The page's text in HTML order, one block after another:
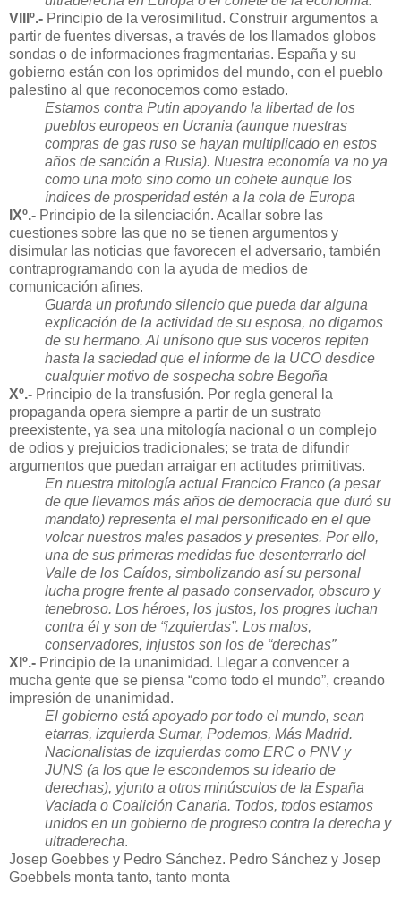
VIIIº.- Principio de la verosimilitud. Construir argumentos a
partir de fuentes diversas, a través de los llamados globos
sondas o de informaciones fragmentarias. España y su
gobierno están con los oprimidos del mundo, con el pueblo
palestino al que reconocemos como estado.
Estamos contra Putin apoyando la libertad de los
pueblos europeos en Ucrania (aunque nuestras
compras de gas ruso se hayan multiplicado en estos
años de sanción a Rusia). Nuestra economía va no ya
como una moto sino como un cohete aunque los
índices de prosperidad estén a la cola de Europa
IXº.- Principio de la silenciación. Acallar sobre las
cuestiones sobre las que no se tienen argumentos y
disimular las noticias que favorecen el adversario, también
contraprogramando con la ayuda de medios de
comunicación afines.
Guarda un profundo silencio que pueda dar alguna
explicación de la actividad de su esposa, no digamos
de su hermano. Al unísono que sus voceros repiten
hasta la saciedad que el informe de la UCO desdice
cualquier motivo de sospecha sobre Begoña
Xº.- Principio de la transfusión. Por regla general la
propaganda opera siempre a partir de un sustrato
preexistente, ya sea una mitología nacional o un complejo
de odios y prejuicios tradicionales; se trata de difundir
argumentos que puedan arraigar en actitudes primitivas.
En nuestra mitología actual Francico Franco (a pesar
de que llevamos más años de democracia que duró su
mandato) representa el mal personificado en el que
volcar nuestros males pasados y presentes. Por ello,
una de sus primeras medidas fue desenterrarlo del
Valle de los Caídos, simbolizando así su personal
lucha progre frente al pasado conservador, obscuro y
tenebroso. Los héroes, los justos, los progres luchan
contra él y son de “izquierdas”. Los malos,
conservadores, injustos son los de “derechas”
XIº.- Principio de la unanimidad. Llegar a convencer a
mucha gente que se piensa “como todo el mundo”, creando
impresión de unanimidad.
El gobierno está apoyado por todo el mundo, sean
etarras, izquierda Sumar, Podemos, Más Madrid.
Nacionalistas de izquierdas como ERC o PNV y
JUNS (a los que le escondemos su ideario de
derechas), yjunto a otros minúsculos de la España
Vaciada o Coalición Canaria. Todos, todos estamos
unidos en un gobierno de progreso contra la derecha y
ultraderecha.
Josep Goebbes y Pedro Sánchez. Pedro Sánchez y Josep
Goebbels monta tanto, tanto monta